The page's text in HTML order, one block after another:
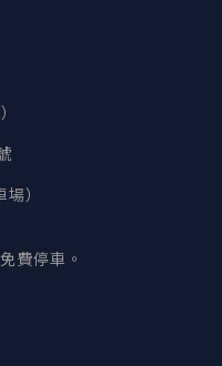
）
費停車。